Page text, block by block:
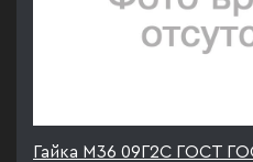
Гайка М36 09Г2С ГОСТ